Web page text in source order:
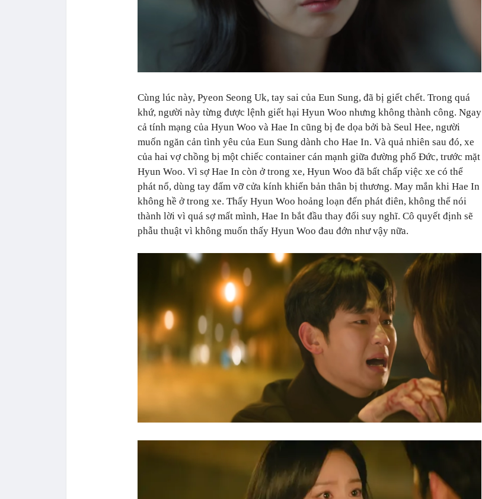
Cùng lúc này, Pyeon Seong Uk, tay sai của Eun Sung, đã bị giết chết. Trong quá
khứ, người này từng được lệnh giết hại Hyun Woo nhưng không thành công. Ngay
cả tính mạng của Hyun Woo và Hae In cũng bị đe dọa bởi bà Seul Hee, người
muốn ngăn cản tình yêu của Eun Sung dành cho Hae In. Và quả nhiên sau đó, xe
của hai vợ chồng bị một chiếc container cán mạnh giữa đường phố Đức, trước mặt
Hyun Woo. Vì sợ Hae In còn ở trong xe, Hyun Woo đã bất chấp việc xe có thể
phát nổ, dùng tay đấm vỡ cửa kính khiến bản thân bị thương. May mắn khi Hae In
không hề ở trong xe. Thấy Hyun Woo hoảng loạn đến phát điên, không thể nói
thành lời vì quá sợ mất mình, Hae In bắt đầu thay đổi suy nghĩ. Cô quyết định sẽ
phẫu thuật vì không muốn thấy Hyun Woo đau đớn như vậy nữa.